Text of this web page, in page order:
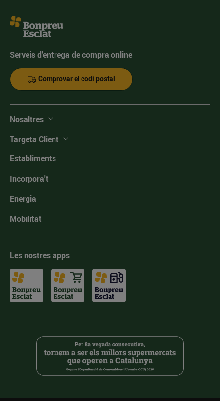
Serveis d'entrega de compra online
Comprovar el codi postal
Nosaltres
Targeta Client
Establiments
Incorpora't
Energia
Mobilitat
Les nostres apps